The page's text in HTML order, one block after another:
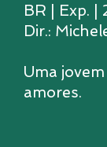
BR | Exp. |
Dir.:
Uma
amores.